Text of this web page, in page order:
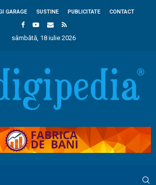
GARAGE SUSTINE PUBLICITATE CONTACT
sâmbătă, 18 iulie 2026